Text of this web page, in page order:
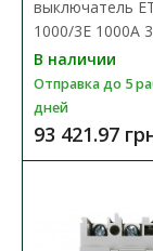
Доступность:
Отправка до 5
выключатель
1000/3E 1000A
В наличии
Отправка до 5
дней
93 421.97